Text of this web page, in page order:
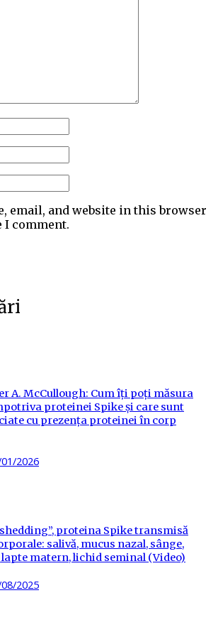
email, and website in this browser
I comment.
A. McCullough: Cum îți poți măsura
proteinei Spike și care sunt
cu prezența proteinei în corp
2026
proteina Spike transmisă
salivă, mucus nazal, sânge,
lapte matern, lichid seminal (Video)
2025